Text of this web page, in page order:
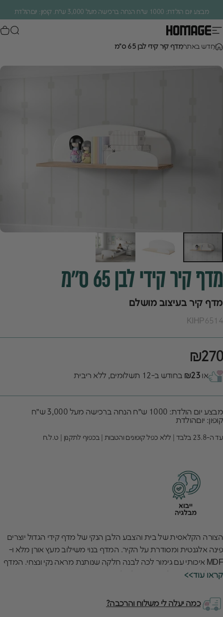
מבצע יום הולדת: 1000 ש״ח הנחה ברכישה מעל 3,000 ש״ח. קופון: יוםהולדת
.
ניווט באתר
Homage Design
חדש באתרמדף קיר קידי לבן 65 ס"מ
מדףקירקידילבן 65 ס"מ
מדף קיר בעיצוב מושלם
KIHP6514
₪270
או₪23 בחודש ב-12 תשלומים, ללא ריבית
מבצע יום הולדת: 1000 ש״ח הנחה ברכישה מעל 3,000 ש״ח
קופון: יוםהולדת
עד ה-23.8 בלבד | ללא כפל קופונים והטבות | בכפוף לתקנון | ט.ל.ח
הצורה הקלאסית של בית והצבע הלבן הנקי של מדף קידי הגדול יוצרים
פינה אלגנטית ומסודרת על הקיר. המדף בנוי משילוב מעץ אורן מלא ו-
MDF איכותי עם גימור לכה לבנה חלקה שנותנת מראה נקי ונצחי. המדף
הגדול והאוניברסלי הזה מושלם להציג ספרים, צעצועים או חפצי קישוט
המדף הרחב בגודל 65 ס"מ עם הפינות המעוגלות והעיצוב הבטוח נותן
הרבה מקום לילדים לארגן את כל הדברים החשובים להם בדיוק כמו
<<קראו עוד
כמה יעלה לי משלוח והרכבה?